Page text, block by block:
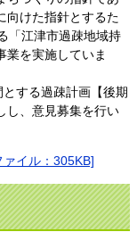
向けた指針とするた
「江津市過疎地域持
業を実施していま
する過疎計画【後期
し、意見募集を行い
イル：305KB]